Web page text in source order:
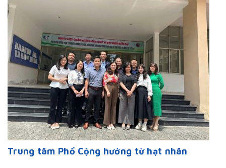
Trung tâm Phổ Cộng hưởng từ hạt nhân